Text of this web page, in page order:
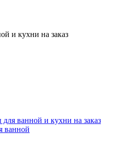
и кухни на заказ
ванной и кухни на заказ
ванной